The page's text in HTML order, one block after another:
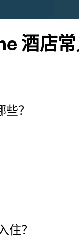
酒店
？
住？